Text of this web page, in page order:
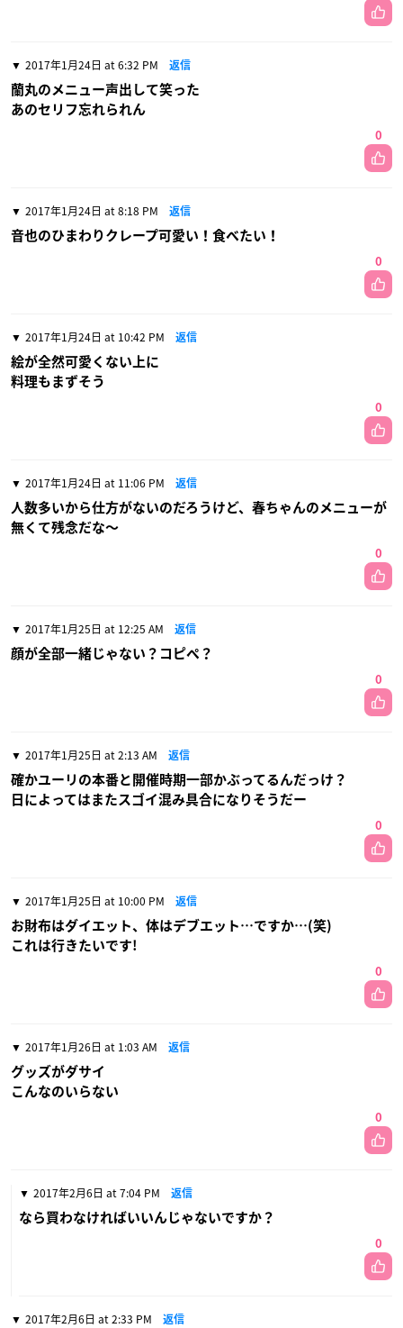
2017年1月24日 at 6:32 PM 返信
蘭丸のメニュー声出して笑った
あのセリフ忘れられん
0
2017年1月24日 at 8:18 PM 返信
音也のひまわりクレープ可愛い！食べたい！
0
2017年1月24日 at 10:42 PM 返信
絵が全然可愛くない上に
料理もまずそう
0
2017年1月24日 at 11:06 PM 返信
人数多いから仕方がないのだろうけど、春ちゃんのメニューが
無くて残念だな〜
0
2017年1月25日 at 12:25 AM 返信
顔が全部一緒じゃない？コピペ？
0
2017年1月25日 at 2:13 AM 返信
確かユーリの本番と開催時期一部かぶってるんだっけ？
日によってはまたスゴイ混み具合になりそうだー
0
2017年1月25日 at 10:00 PM 返信
お財布はダイエット、体はデブエット…ですか…(笑)
これは行きたいです!
0
2017年1月26日 at 1:03 AM 返信
グッズがダサイ
こんなのいらない
0
2017年2月6日 at 7:04 PM 返信
なら買わなければいいんじゃないですか？
0
2017年2月6日 at 2:33 PM 返信